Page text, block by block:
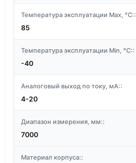
Температура эксплуатации Max, °C::
85
Температура эксплуатации Min, °C::
-40
Аналоговый выход по току, мА::
4-20
Диапазон измерения, мм::
7000
Материал корпуса::